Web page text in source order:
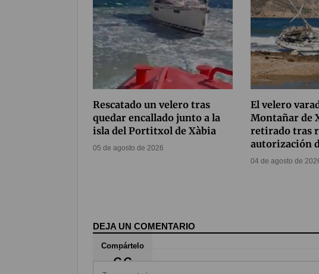
Compártelo
66
Rescatado un velero tras
quedar encallado junto a la
isla del Portitxol de Xàbia
05 de agosto de 2026
El velero
Montañar de
retirado tras
autorización
04 de agosto de
DEJA UN COMENTARIO